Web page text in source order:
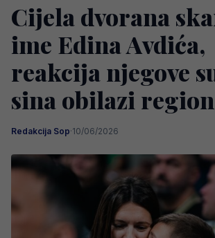
Cijela dvorana
ime Edina Avdića,
reakcija njegove
sina obilazi region
Redakcija Sop·10/06/2026